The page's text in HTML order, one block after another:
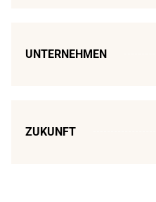
UNTERNEHMEN
ZUKUNFT